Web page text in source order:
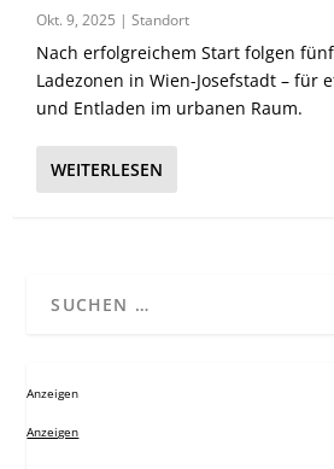
Okt. 9, 2025 |Standort
Nach erfolgreichem Start folgen
Ladezonen in Wien-Josefstadt – für
und Entladen im urbanen Raum.
WEITERLESEN
Anzeigen
Anzeigen